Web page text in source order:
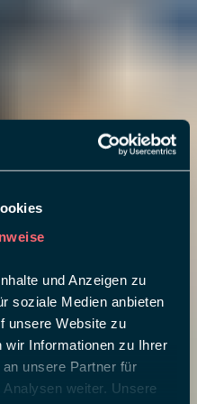
und Anzeigen zu
soziale Medien anbieten
unsere Website zu
wir Informationen zu Ihrer
unsere Partner für
weiter. Unsere